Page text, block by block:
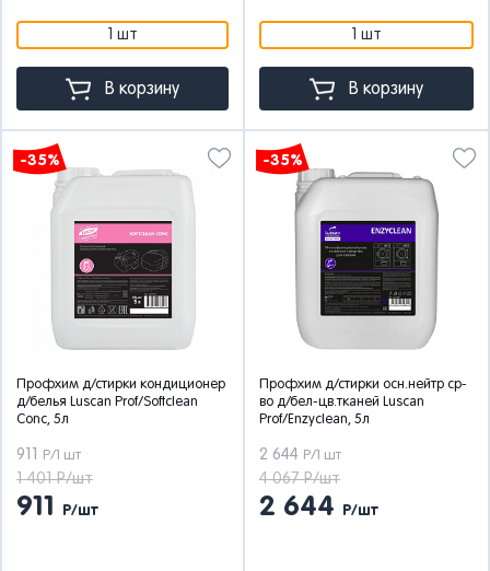
1 шт
В корзину
1 шт
В корзину
-35%
Профхим д/стирки кондиционер
д/белья Luscan Prof/Softclean
Сonc, 5л
911 Р/1 шт
1 401 Р/шт
911 Р/шт
-35%
Профхим д/стирки осн.нейтр ср-
во д/бел-цв.тканей Luscan
Prof/Enzyclean, 5л
2 644 Р/1 шт
4 067 Р/шт
2 644 Р/шт